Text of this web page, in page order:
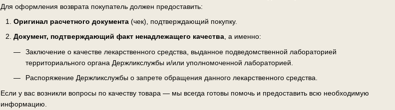
Для оформления возврата покупатель должен предоставить:
Оригинал расчетного документа(чек), подтверждающий покупку.
Документ, подтверждающий факт ненадлежащего качества, а именно:
Заключение о качестве лекарственного средства, выданное подведомственной лабораторией
территориального органа Держликслужбы и/или уполномоченной лабораторией.
Распоряжение Держликслужбы о запрете обращения данного лекарственного средства.
Если у вас возникли вопросы по качеству товара — мы всегда готовы помочь и предоставить всю необходимую
информацию.